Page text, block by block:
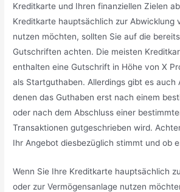
Kreditkarte und Ihren finanziellen Zielen
Kreditkarte hauptsächlich zur Abwicklung
nutzen möchten, sollten Sie auf die
Gutschriften achten. Die meisten
enthalten eine Gutschrift in Höhe von X
als Startguthaben. Allerdings gibt es auch
denen das Guthaben erst nach einem
oder nach dem Abschluss einer
Transaktionen gutgeschrieben wird.
Ihr Angebot diesbezüglich stimmt und ob
Wenn Sie Ihre Kreditkarte hauptsächlich
oder zur Vermögensanlage nutzen